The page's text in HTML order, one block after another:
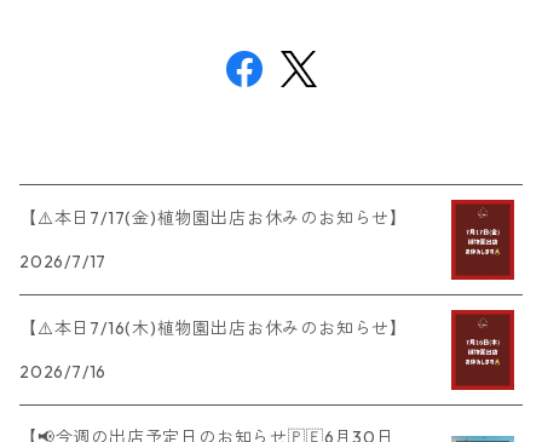
【⚠️本日7/17(金)植物園出店お休みのお知らせ】
2026/7/17
【⚠️本日7/16(木)植物園出店お休みのお知らせ】
2026/7/16
【📢今週の出店予定日のお知らせ🇵🇪6月30日